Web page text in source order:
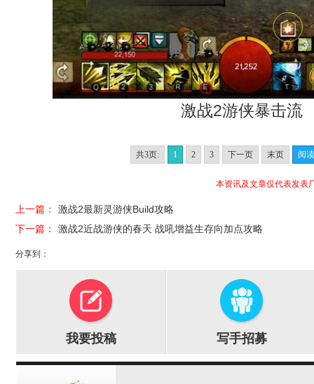
激战2游侠暴击流
共3页: 1 2 3 下一页 末页 阅
本资讯及文章仅代表发表
上一篇：
激战2最新灵游侠Build攻略
下一篇：
激战2近战游侠的春天 战吼增益生存向加点攻略
分享到：
我要投稿 写手招募